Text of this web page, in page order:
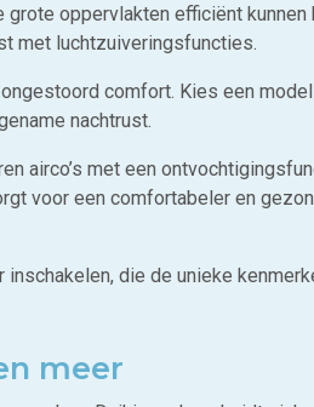
oppervlakten efficiënt kunnen
met luchtzuiveringsfuncties.
comfort. Kies een
nachtrust.
airco’s met een
voor een comfortabeler en
die de unieke
meer